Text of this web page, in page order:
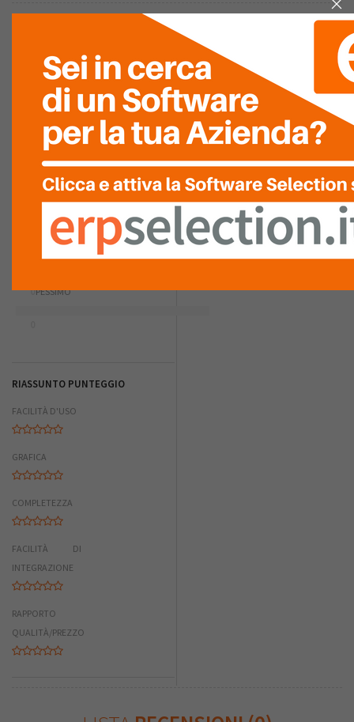
LASCIA LA TUAVALUTAZIONE
La tua Valutazione
RECENSIONI DEI VISITATORI
ECCELLENTE
BUONO
NELLA MEDIA
SCARSO
0PESSIMO
RIASSUNTO PUNTEGGIO
FACILITÀ D'USO
GRAFICA
COMPLETEZZA
FACILITÀ DI
INTEGRAZIONE
RAPPORTO
QUALITÀ/PREZZO
Ultima Recensione
Nessuna recensione è stata
ancora inserita.